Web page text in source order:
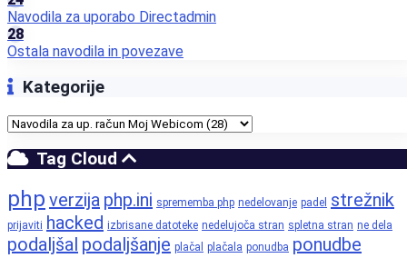
Navodila za uporabo Directadmin
28
Ostala navodila in povezave
Kategorije
Tag Cloud
php verzija php.ini sprememba php nedelovanje padel strežnik
prijaviti hacked izbrisane datoteke nedelujoča stran spletna stran ne dela
podaljšal podaljšanje plačal plačala ponudba ponudbe